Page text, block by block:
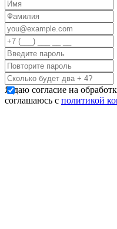
Я даю согласие на
соглашаюсь с политикой